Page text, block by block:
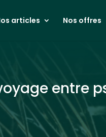
articles Nos offres
entre